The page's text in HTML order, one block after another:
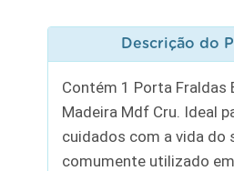
Descrição do
Contém 1 Porta Fraldas
Madeira Mdf Cru. Ideal
cuidados com a vida do
comumente utilizado